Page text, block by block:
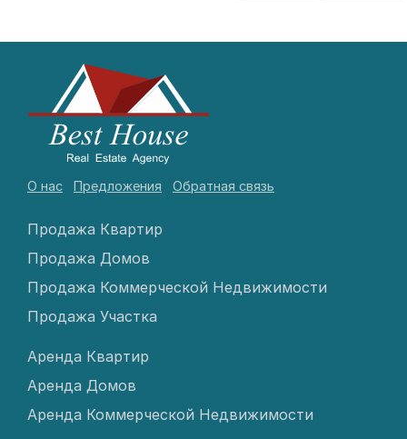
О нас Предложения Обратная связь
Продажа Квартир
Продажа Домов
Продажа Коммерческой Недвижимости
Продажа Участка
Аренда Квартир
Аренда Домов
Аренда Коммерческой Недвижимости